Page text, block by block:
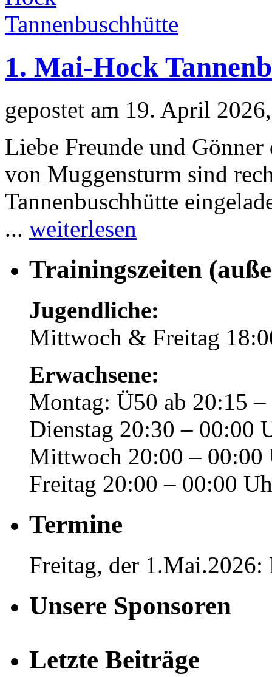
1. Mai-Hock
gepostet am 19. April
Liebe Freunde und
von Muggensturm sind
Tannenbuschhütte
... weiterlesen
Trainingszeiten
Jugendliche:
Mittwoch & Freitag
Erwachsene:
Montag: Ü50 ab 20:15
Dienstag 20:30 – 00:00
Mittwoch 20:00 – 00:00
Freitag 20:00 – 00:00
Termine
Freitag, der 1.Mai.2026:
Unsere Sponsoren
Letzte Beiträge